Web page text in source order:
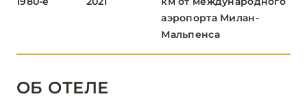
БЕРГАМО
аэропорта Милан-
Мальпенса
ОБ ОТЕЛЕ